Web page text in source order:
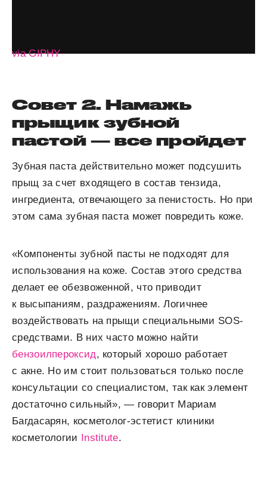
via GIPHY
Совет 2. Намажь
прыщик зубной
пастой — все пройдет
Зубная паста действительно может подсушить
прыщ за счет входящего в состав тензида,
ингредиента, отвечающего за пенистость. Но при
этом сама зубная паста может повредить коже.
«Компоненты зубной пасты не подходят для
использования на коже. Состав этого средства
делает ее обезвоженной, что приводит
к высыпаниям, раздражениям. Логичнее
воздействовать на прыщи специальными SOS-
средствами. В них часто можно найти
бензоилпероксид, который хорошо работает
с акне. Но им стоит пользоваться только после
консультации со специалистом, так как элемент
достаточно сильный», — говорит Мариам
Багдасарян, косметолог-эстетист клиники
косметологии Institute.